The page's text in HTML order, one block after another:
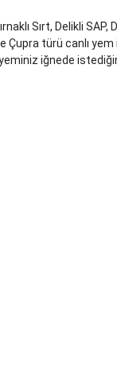
Sırt, Delikli SAP,
Çupra türü canlı
yeminiz iğnede